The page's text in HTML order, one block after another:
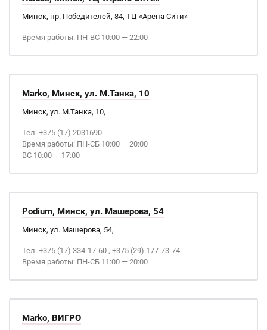
Минск, пр. Победителей, 84, ТЦ «Арена Сити»
Время работы: ПН-ВС 10:00 — 22:00
Marko, Минск, ул. М.Танка, 10
Минск, ул. М.Танка, 10,
Тел. +375 (17) 2031690
Время работы: ПН-СБ 10:00 — 20:00
ВС 10:00 — 17:00
Podium, Минск, ул. Машерова, 54
Минск, ул. Машерова, 54,
Тел. +375 (17) 334-17-60 , +375 (29) 177-73-74
Время работы: ПН-СБ 11:00 — 20:00
Marko, ВИГРО